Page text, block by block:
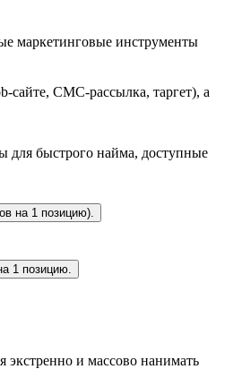
маркетинговые инструменты
сайте, СМС-рассылка, таргет), а
для быстрого найма, доступные
на 1 позицию).
1 позицию.
и массово нанимать